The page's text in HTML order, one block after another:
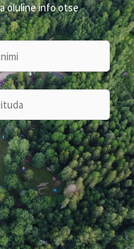
oluline info otse